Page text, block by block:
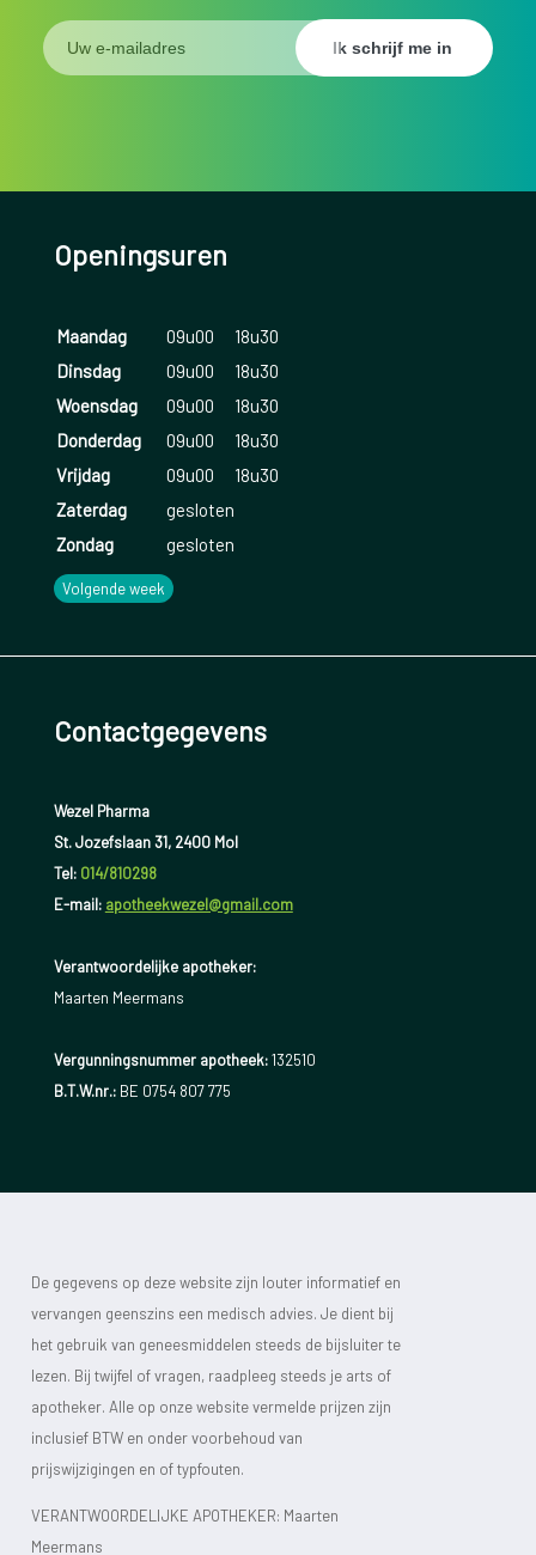
Openingsuren
Maandag 09u00
18u30
Dinsdag
09u00
18u30
Woensdag
09u00
18u30
Donderdag
09u00
18u30
Vrijdag
09u00
18u30
Zaterdag
gesloten
Zondag
gesloten
Volgende week
Contactgegevens
Wezel Pharma
St. Jozefslaan 31, 2400 Mol
Tel: 014/810298
E-mail: apotheekwezel@gmail.com
Verantwoordelijke apotheker:
Maarten Meermans
Vergunningsnummer apotheek:132510
B.T.W.nr.:BE 0754 807 775
De gegevens op deze website zijn louter informatief en
vervangen geenszins een medisch advies. Je dient bij
het gebruik van geneesmiddelen steeds de bijsluiter te
lezen. Bij twijfel of vragen, raadpleeg steeds je arts of
apotheker. Alle op onze website vermelde prijzen zijn
inclusief BTW en onder voorbehoud van
prijswijzigingen en of typfouten.
VERANTWOORDELIJKE APOTHEKER: Maarten
Meermans